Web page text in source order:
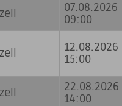
07.08.2026
09:00
12.08.2026
15:00
22.08.2026
14:00